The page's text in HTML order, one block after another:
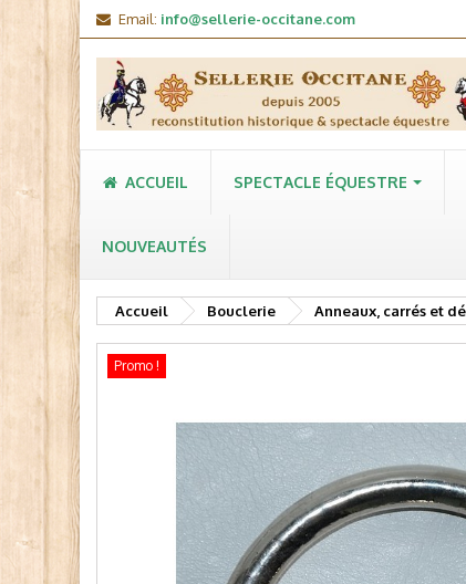
Email: info@sellerie-occitane.com
ACCUEIL SPECTACLE ÉQUESTRE
NOUVEAUTÉS
Accueil Bouclerie Anneaux, carrés et
Promo !